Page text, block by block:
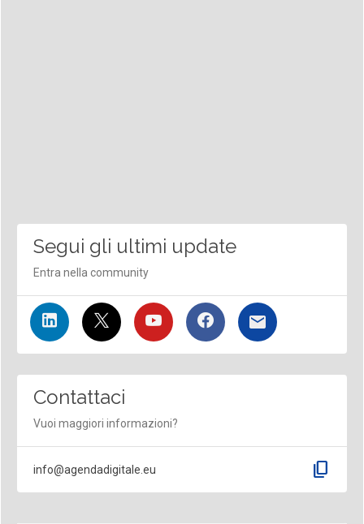
Segui gli ultimi update
Entra nella community
Contattaci
Vuoi maggiori informazioni?
info@agendadigitale.eu content_copy